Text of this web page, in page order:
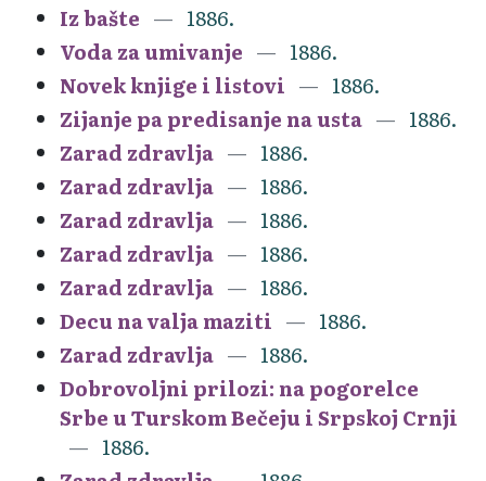
Iz bašte
1886.
Voda za umivanje
1886.
Novek knjige i listovi
1886.
Zijanje pa predisanje na usta
1886.
Zarad zdravlja
1886.
Zarad zdravlja
1886.
Zarad zdravlja
1886.
Zarad zdravlja
1886.
Zarad zdravlja
1886.
Decu na valja maziti
1886.
Zarad zdravlja
1886.
Dobrovoljni prilozi: na pogorelce
Srbe u Turskom Bečeju i Srpskoj Crnji
1886.